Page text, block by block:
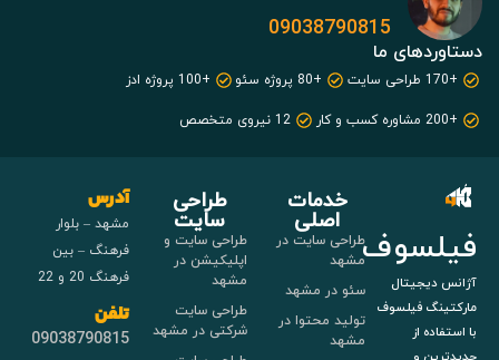
09038790815
دستاوردهای ما
+170 طراحی سایت +80 پروژه سئو
+100 پروژه ادز
+200 مشاوره کسب و کار
12 نیروی متخصص
فیلسوف
آژانس دیجیتال
مارکتینگ فیلسوف
با استفاده از
خدمات
اصلی
طراحی سایت در
مشهد
سئو در مشهد
تولید محتوا در
مشهد
طراحی
سایت
طراحی سایت و
اپلیکیشن در
مشهد
طراحی سایت
شرکتی در مشهد
آدرس
مشهد – بلوار
فرهنگ – بین
فرهنگ 20 و 22
تلفن
09038790815